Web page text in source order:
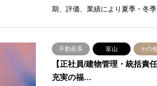
期、評価、業績により夏季・冬
不動産系 富山 その
【正社員/建物管理・統括責
充実の福…